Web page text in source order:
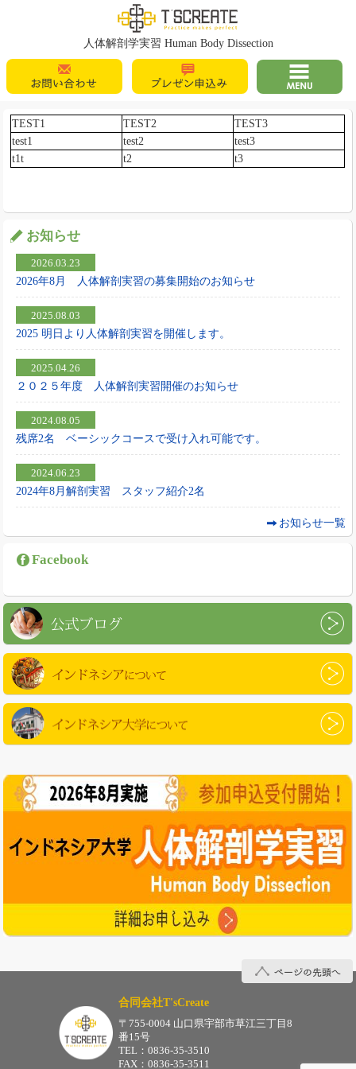
T's Create
人体解剖学実習 Human Body Dissection
お問い合わせ
プレゼン申込
MENU
TEST1 TEST2
TEST3
test1
test2
test3
t1t
t2 t3
お知らせ
2026.03.23
2026年8月 人体解剖実習の募集開始のお知らせ
2025.08.03
2025 明日より人体解剖実習を開催します。
2025.04.26
２０２５年度 人体解剖実習開催のお知らせ
2024.08.05
残席2名 ベーシックコースで受け入れ可能です。
2024.06.23
2024年8月解剖実習 スタッフ紹介2名
お知らせ一覧
Facebook
公式ブログ
インドネシアについて
インドネシア大学について
合同会社T'sCreate
〒755-0004 山口県宇部市草江三丁目8
番15号
TEL：0836-35-3510
FAX：0836-35-3511